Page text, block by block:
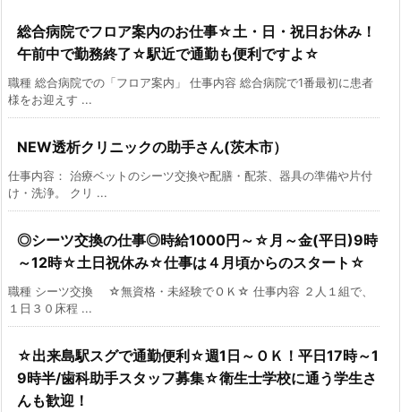
総合病院でフロア案内のお仕事☆土・日・祝日お休み！
午前中で勤務終了☆駅近で通勤も便利ですよ☆
職種 総合病院での「フロア案内」 仕事内容 総合病院で1番最初に患者
様をお迎えす ...
NEW透析クリニックの助手さん(茨木市）
仕事内容： 治療ベットのシーツ交換や配膳・配茶、器具の準備や片付
け・洗浄。 クリ ...
◎シーツ交換の仕事◎時給1000円～☆月～金(平日)9時
～12時☆土日祝休み☆仕事は４月頃からのスタート☆
職種 シーツ交換 ☆無資格・未経験でＯＫ☆ 仕事内容 ２人１組で、
１日３０床程 ...
☆出来島駅スグで通勤便利☆週1日～ＯＫ！平日17時～1
9時半/歯科助手スタッフ募集☆衛生士学校に通う学生さ
んも歓迎！